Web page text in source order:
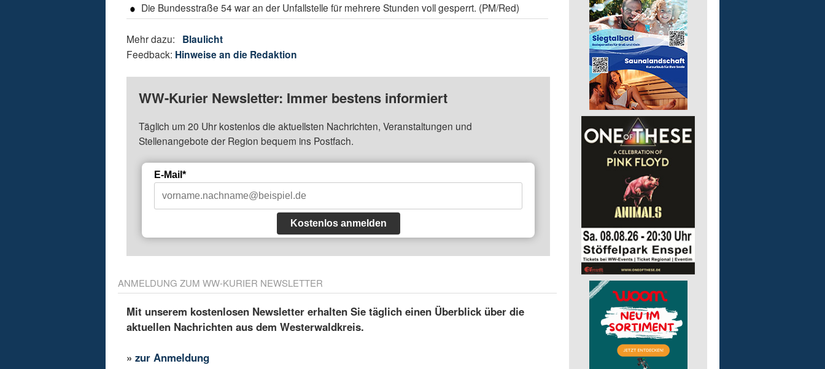
Die Bundesstraße 54 war an der Unfallstelle für mehrere Stunden voll gesperrt. (PM/Red)
Mehr dazu: Blaulicht
Feedback: Hinweise an die Redaktion
WW-Kurier Newsletter: Immer bestens informiert
Täglich um 20 Uhr kostenlos die aktuellsten Nachrichten, Veranstaltungen und
Stellenangebote der Region bequem ins Postfach.
E-Mail*
Kostenlos anmelden
ANMELDUNG ZUM WW-KURIER NEWSLETTER
Mit unserem kostenlosen Newsletter erhalten Sie täglich einen Überblick über die
aktuellen Nachrichten aus dem Westerwaldkreis.
»zur Anmeldung